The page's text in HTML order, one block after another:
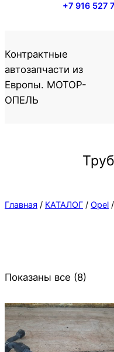
+7 916 527
Контрактные
автозапчасти из
Европы. МОТОР-
ОПЕЛЬ
Главная / КАТАЛОГ / Opel /
Показаны все (8)